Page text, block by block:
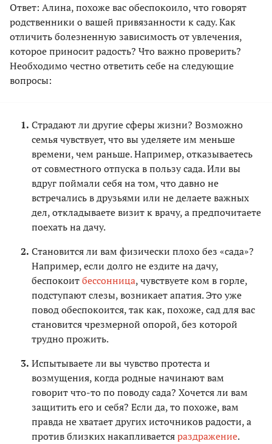
Ответ: Алина, похоже вас обеспокоило, что говорят
родственники о вашей привязанности к саду. Как
отличить болезненную зависимость от увлечения,
которое приносит радость? Что важно проверить?
Необходимо честно ответить себе на следующие
вопросы:
Страдают ли другие сферы жизни? Возможно
семья чувствует, что вы уделяете им меньше
времени, чем раньше. Например, отказываетесь
от совместного отпуска в пользу сада. Или вы
вдруг поймали себя на том, что давно не
встречались в друзьями или не делаете важных
дел, откладываете визит к врачу, а предпочитаете
поехать на дачу.
Становится ли вам физически плохо без «сада»?
Например, если долго не ездите на дачу,
беспокоитбессонница, чувствуете ком в горле,
подступают слезы, возникает апатия. Это уже
повод обеспокоится, так как, похоже, сад для вас
становится чрезмерной опорой, без которой
трудно прожить.
Испытываете ли вы чувство протеста и
возмущения, когда родные начинают вам
говорит что-то по поводу сада? Хочется ли вам
защитить его и себя? Если да, то похоже, вам
правда не хватает других источников радости, а
против близких накапливаетсяраздражение.